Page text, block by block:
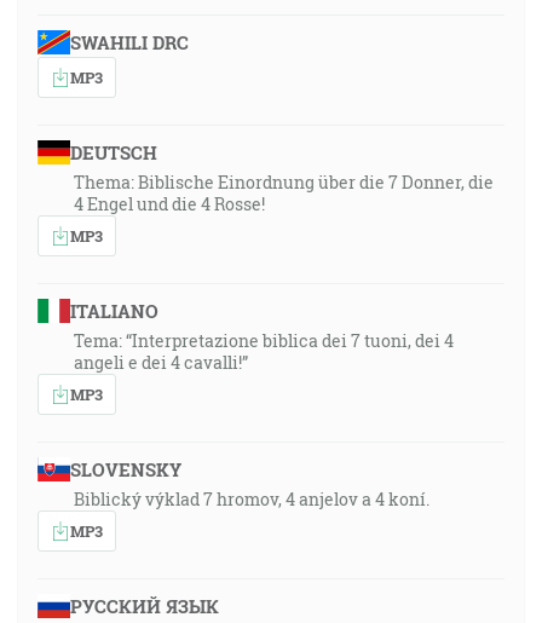
SWAHILI DRC
MP3
DEUTSCH
Thema: Biblische Einordnung über die 7 Donner, die
4 Engel und die 4 Rosse!
MP3
ITALIANO
Tema: “Interpretazione biblica dei 7 tuoni, dei 4
angeli e dei 4 cavalli!”
MP3
SLOVENSKY
Biblický výklad 7 hromov, 4 anjelov a 4 koní.
MP3
РУССКИЙ ЯЗЫК